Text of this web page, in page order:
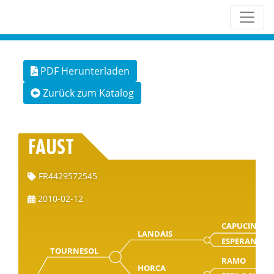
PDF Herunterladen
Zurück zum Katalog
FAUST
FR4429572545
2010-02-12
TOURNESOL
LANDAIS
CAPUCIN
ESPERANCE
HORCA
RAMO